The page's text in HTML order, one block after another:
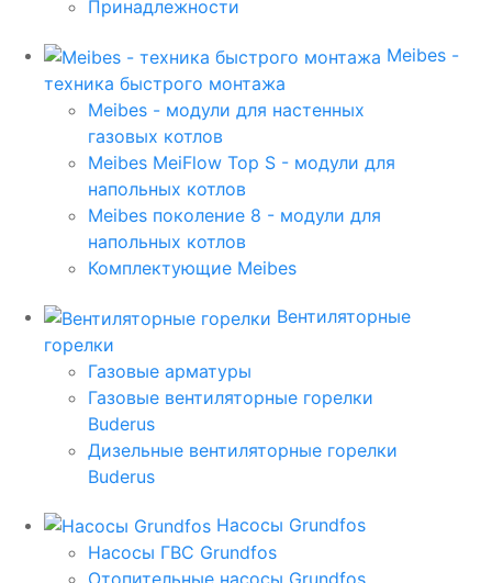
Принадлежности
Meibes -
техника быстрого монтажа
Meibes - модули для настенных
газовых котлов
Meibes MeiFlow Top S - модули для
напольных котлов
Meibes поколение 8 - модули для
напольных котлов
Комплектующие Meibes
Вентиляторные
горелки
Газовые арматуры
Газовые вентиляторные горелки
Buderus
Дизельные вентиляторные горелки
Buderus
Насосы Grundfos
Насосы ГВС Grundfos